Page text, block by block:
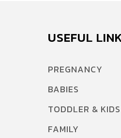
USEFUL
PREGNANCY
BABIES
TODDLER & KIDS
FAMILY